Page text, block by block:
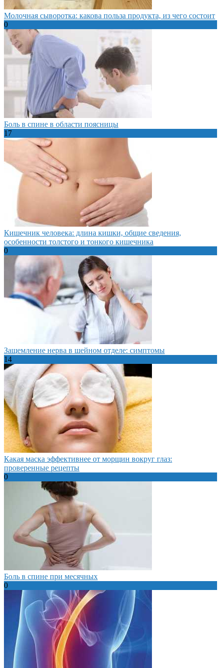
Молочная сыворотка: какова польза продукта, из чего состоит
0
Боль в спине в области поясницы
17
Кишечник человека: длина кишки, общие сведения,
особенности толстого и тонкого кишечника
0
Защемление нерва в шейном отделе: симптомы
14
Какая маска эффективнее от морщин вокруг глаз:
проверенные рецепты
0
Боль в спине при месячных
0